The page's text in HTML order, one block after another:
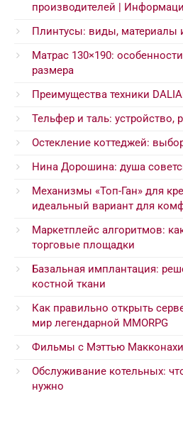
производителей |
Плинтусы: виды, материалы
Матрас 130×190:
размера
Преимущества техники
Тельфер и таль: устройство,
Остекление коттеджей:
Нина Дорошина: душа
Механизмы «Топ-Ган» для
идеальный вариант для
Маркетплейс алгоритмов:
торговые площадки
Базальная имплантация:
костной ткани
Как правильно открыть
мир легендарной MMORPG
Фильмы с Мэттью Макконахи
Обслуживание котельных:
нужно